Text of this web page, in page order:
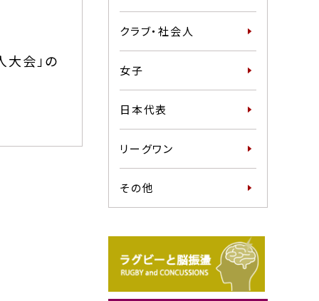
会」の
クラブ・社会人
女子
日本代表
リーグワン
その他